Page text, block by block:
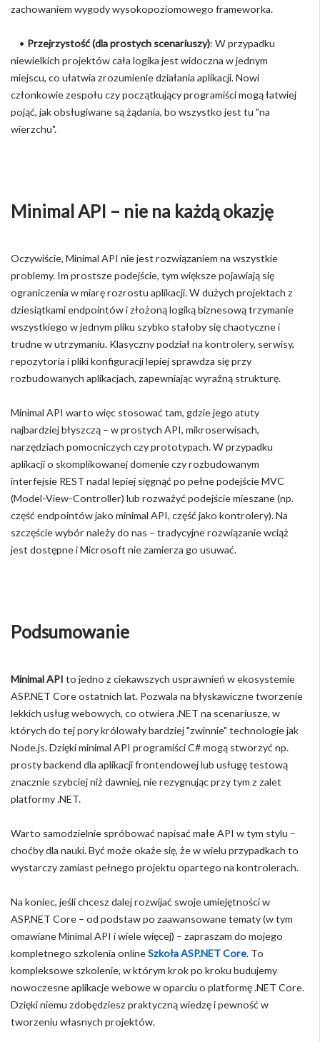
zachowaniem wygody wysokopoziomowego frameworka.
• Przejrzystość (dla prostych scenariuszy): W przypadku
niewielkich projektów cała logika jest widoczna w jednym
miejscu, co ułatwia zrozumienie działania aplikacji. Nowi
członkowie zespołu czy początkujący programiści mogą łatwiej
pojąć, jak obsługiwane są żądania, bo wszystko jest tu "na
wierzchu".
Minimal API – nie na każdą okazję
Oczywiście, Minimal API nie jest rozwiązaniem na wszystkie
problemy. Im prostsze podejście, tym większe pojawiają się
ograniczenia w miarę rozrostu aplikacji. W dużych projektach z
dziesiątkami endpointów i złożoną logiką biznesową trzymanie
wszystkiego w jednym pliku szybko stałoby się chaotyczne i
trudne w utrzymaniu. Klasyczny podział na kontrolery, serwisy,
repozytoria i pliki konfiguracji lepiej sprawdza się przy
rozbudowanych aplikacjach, zapewniając wyraźną strukturę.
Minimal API warto więc stosować tam, gdzie jego atuty
najbardziej błyszczą – w prostych API, mikroserwisach,
narzędziach pomocniczych czy prototypach. W przypadku
aplikacji o skomplikowanej domenie czy rozbudowanym
interfejsie REST nadal lepiej sięgnąć po pełne podejście MVC
(Model-View-Controller) lub rozważyć podejście mieszane (np.
część endpointów jako minimal API, część jako kontrolery). Na
szczęście wybór należy do nas – tradycyjne rozwiązanie wciąż
jest dostępne i Microsoft nie zamierza go usuwać.
Podsumowanie
Minimal API to jedno z ciekawszych usprawnień w ekosystemie
ASP.NET Core ostatnich lat. Pozwala na błyskawiczne tworzenie
lekkich usług webowych, co otwiera .NET na scenariusze, w
których do tej pory królowały bardziej "zwinnie" technologie jak
Node.js. Dzięki minimal API programiści C# mogą stworzyć np.
prosty backend dla aplikacji frontendowej lub usługę testową
znacznie szybciej niż dawniej, nie rezygnując przy tym z zalet
platformy .NET.
Warto samodzielnie spróbować napisać małe API w tym stylu –
choćby dla nauki. Być może okaże się, że w wielu przypadkach to
wystarczy zamiast pełnego projektu opartego na kontrolerach.
Na koniec, jeśli chcesz dalej rozwijać swoje umiejętności w
ASP.NET Core – od podstaw po zaawansowane tematy (w tym
omawiane Minimal API i wiele więcej) – zapraszam do mojego
kompletnego szkolenia onlineSzkoła ASP.NET Core. To
kompleksowe szkolenie, w którym krok po kroku budujemy
nowoczesne aplikacje webowe w oparciu o platformę .NET Core.
Dzięki niemu zdobędziesz praktyczną wiedzę i pewność w
tworzeniu własnych projektów.